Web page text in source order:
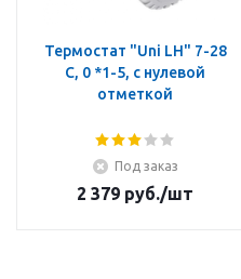
Термостат "Uni LH" 7-28
C, 0 *1-5, с нулевой
отметкой
Под заказ
2 379 руб./шт